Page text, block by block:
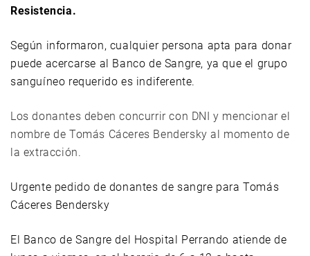
Resistencia.
Según informaron, cualquier persona apta para donar
puede acercarse al Banco de Sangre, ya que el grupo
sanguíneo requerido es indiferente.
Los donantes deben concurrir con DNI y mencionar el
nombre de Tomás Cáceres Bendersky al momento de
la extracción.
Urgente pedido de donantes de sangre para Tomás
Cáceres Bendersky
El Banco de Sangre del Hospital Perrando atiende de